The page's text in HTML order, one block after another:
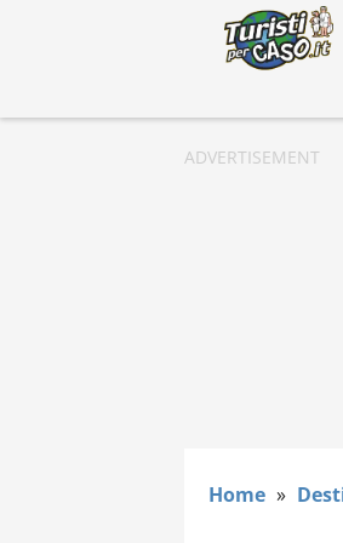
Home »